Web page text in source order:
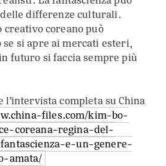
differenze culturali.
coreano può
si apre ai mercati esteri,
futuro si faccia sempre più
l’intervista completa su China
files.com/kim-bo-
coreana-regina-del-
e-un-genere-
amata/